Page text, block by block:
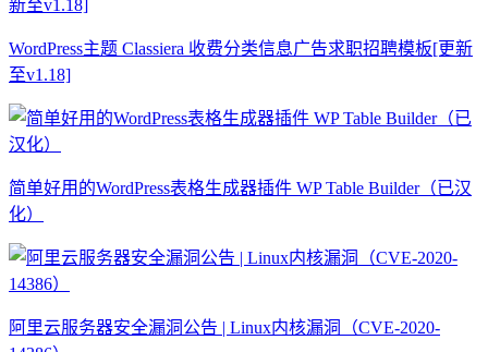
WordPress主题 Classiera 收费分类信息广告求职招聘模板[更新
至v1.18]
简单好用的WordPress表格生成器插件 WP Table Builder（已汉
化）
阿里云服务器安全漏洞公告 | Linux内核漏洞（CVE-2020-